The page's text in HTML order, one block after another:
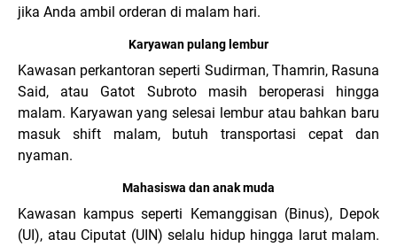
jika Anda ambil orderan di malam hari.
Karyawan pulang lembur
Kawasan perkantoran seperti Sudirman, Thamrin, Rasuna
Said, atau Gatot Subroto masih beroperasi hingga
malam. Karyawan yang selesai lembur atau bahkan baru
masuk shift malam, butuh transportasi cepat dan
nyaman.
Mahasiswa dan anak muda
Kawasan kampus seperti Kemanggisan (Binus), Depok
(UI), atau Ciputat (UIN) selalu hidup hingga larut malam.